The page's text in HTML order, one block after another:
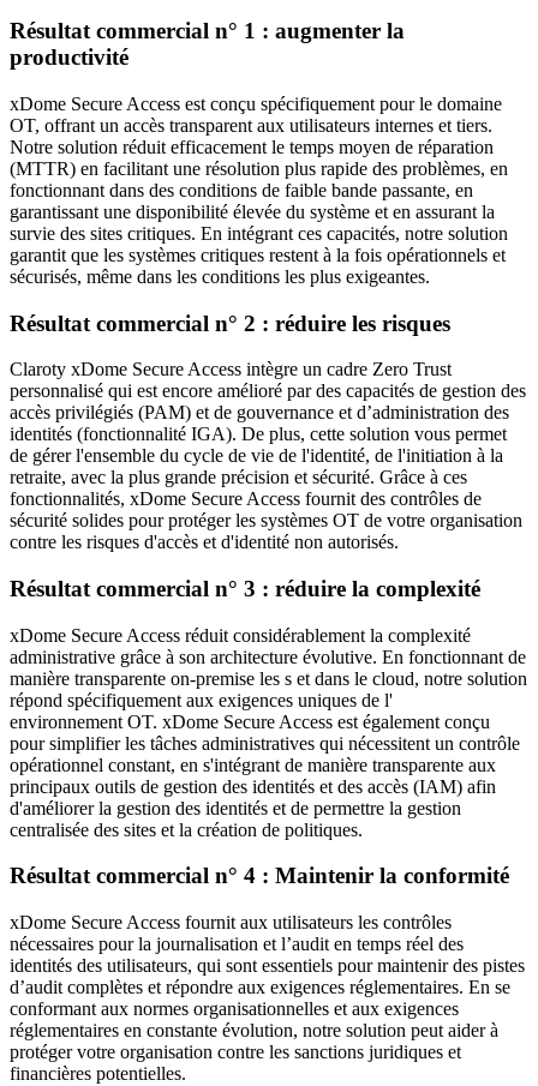
Résultat commercial n° 1 : augmenter la
productivité
xDome Secure Access est conçu spécifiquement pour le domaine
OT, offrant un accès transparent aux utilisateurs internes et tiers.
Notre solution réduit efficacement le temps moyen de réparation
(MTTR) en facilitant une résolution plus rapide des problèmes, en
fonctionnant dans des conditions de faible bande passante, en
garantissant une disponibilité élevée du système et en assurant la
survie des sites critiques. En intégrant ces capacités, notre solution
garantit que les systèmes critiques restent à la fois opérationnels et
sécurisés, même dans les conditions les plus exigeantes.
Résultat commercial n° 2 : réduire les risques
Claroty xDome Secure Access intègre un cadre Zero Trust
personnalisé qui est encore amélioré par des capacités de gestion des
accès privilégiés (PAM) et de gouvernance et d’administration des
identités (fonctionnalité IGA). De plus, cette solution vous permet
de gérer l'ensemble du cycle de vie de l'identité, de l'initiation à la
retraite, avec la plus grande précision et sécurité. Grâce à ces
fonctionnalités, xDome Secure Access fournit des contrôles de
sécurité solides pour protéger les systèmes OT de votre organisation
contre les risques d'accès et d'identité non autorisés.
Résultat commercial n° 3 : réduire la complexité
xDome Secure Access réduit considérablement la complexité
administrative grâce à son architecture évolutive. En fonctionnant de
manière transparente on-premise les s et dans le cloud, notre solution
répond spécifiquement aux exigences uniques de l'
environnement OT. xDome Secure Access est également conçu
pour simplifier les tâches administratives qui nécessitent un contrôle
opérationnel constant, en s'intégrant de manière transparente aux
principaux outils de gestion des identités et des accès (IAM) afin
d'améliorer la gestion des identités et de permettre la gestion
centralisée des sites et la création de politiques.
Résultat commercial n° 4 : Maintenir la conformité
xDome Secure Access fournit aux utilisateurs les contrôles
nécessaires pour la journalisation et l’audit en temps réel des
identités des utilisateurs, qui sont essentiels pour maintenir des pistes
d’audit complètes et répondre aux exigences réglementaires. En se
conformant aux normes organisationnelles et aux exigences
réglementaires en constante évolution, notre solution peut aider à
protéger votre organisation contre les sanctions juridiques et
financières potentielles.